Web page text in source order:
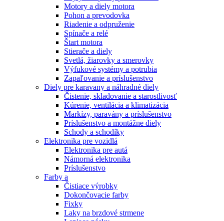
Motory a diely motora
Pohon a prevodovka
Riadenie a odpruženie
Spínače a relé
Štart motora
Stierače a diely
Svetlá, žiarovky a smerovky
Výfukové systémy a potrubia
Zapaľovanie a príslušenstvo
Diely pre karavany a náhradné diely
Čistenie, skladovanie a starostlivosť
Kúrenie, ventilácia a klimatizácia
Markízy, paravány a príslušenstvo
Príslušenstvo a montážne diely
Schody a schodíky
Elektronika pre vozidlá
Elektronika pre autá
Námorná elektronika
Príslušenstvo
Farby a
Čistiace výrobky
Dokončovacie farby
Fixky
Laky na brzdové strmene